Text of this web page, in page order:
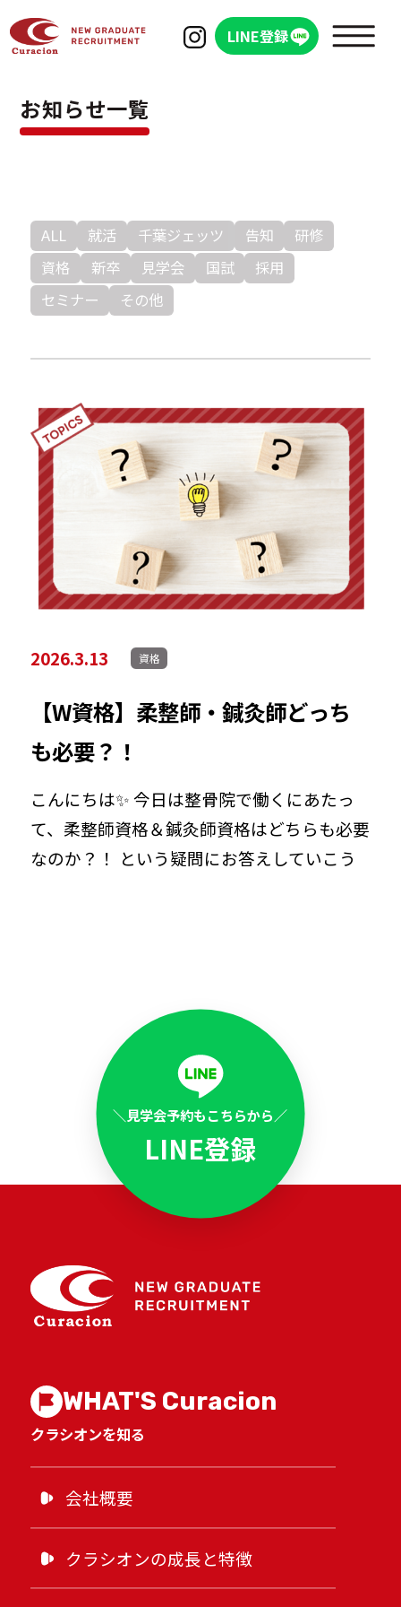
LINE登録
ンを知る
社概要
ップメッセージ
長に聞く100の質問
療院見学会
PEOPLE
字で見るクラシオン
輩インタビュー｜太田凌平さん
輩インタビュー｜石川玲美さん
レーナー活動
ラシオンのさまざまな働き方
CONDITIONS
を知る
内風景
利厚生
ラシオン社員のリアル
お知らせ一覧
ALL 就活 千葉ジェッツ 告知
研修
資格
新卒 見学会 国試
採用
セミナー
その他
2026.3.13 資格
【W資格】柔整師・鍼灸師どっち
も必要？！
こんにちは✨ 今日は整骨院で働くにあたっ
て、柔整師資格＆鍼灸師資格はどちらも必要
なのか？！ という疑問にお答えしていこう
＼見学会予約もこちらから／
LINE登録
WHAT'S Curacion
クラシオンを知る
会社概要
クラシオンの成長と特徴